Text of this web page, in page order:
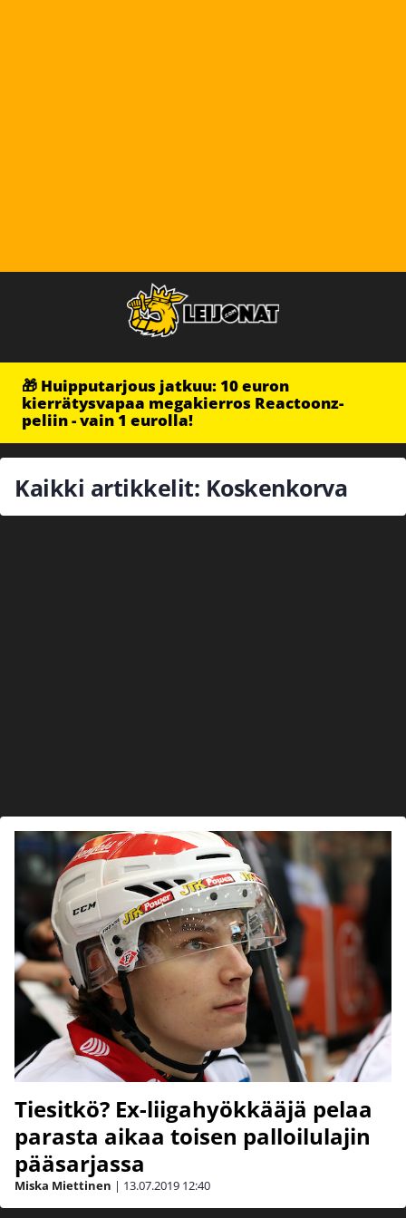
🎁 Huipputarjous jatkuu: 10 euron
kierrätysvapaa megakierros Reactoonz-
peliin - vain 1 eurolla!
Kaikki artikkelit: Koskenkorva
Tiesitkö? Ex-liigahyökkääjä pelaa
parasta aikaa toisen palloilulajin
pääsarjassa
Miska Miettinen | 13.07.2019 12:40